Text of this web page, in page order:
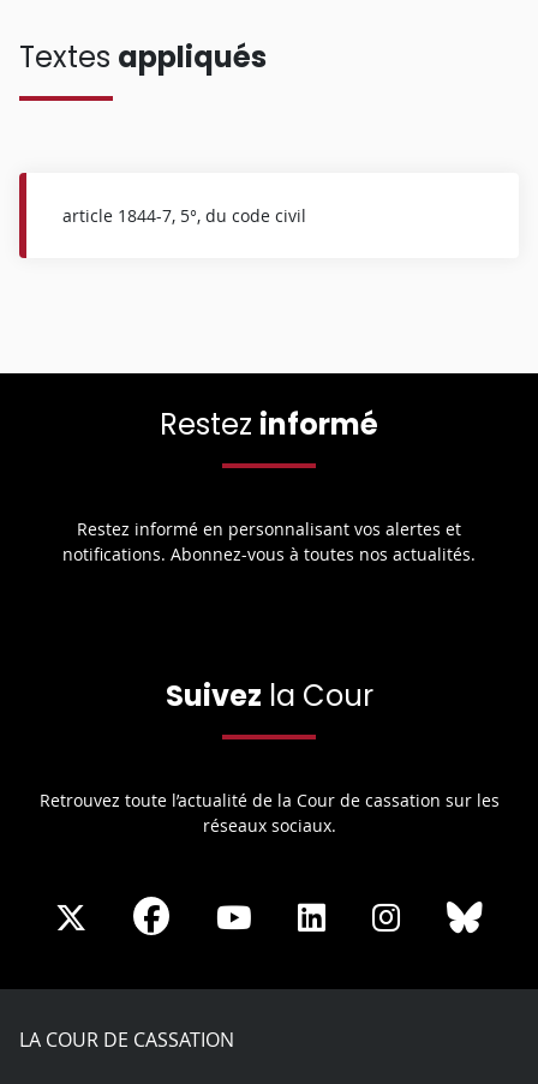
Textes appliqués
article 1844-7, 5°, du code civil
Restez informé
Restez informé en personnalisant vos alertes et
notifications. Abonnez-vous à toutes nos actualités.
Suivez la Cour
Retrouvez toute l’actualité de la Cour de cassation sur les
réseaux sociaux.
Share
X
Share
Facebook
Share
Youtube
Share
LinkedIn
Share
Instagram
LA COUR DE CASSATION